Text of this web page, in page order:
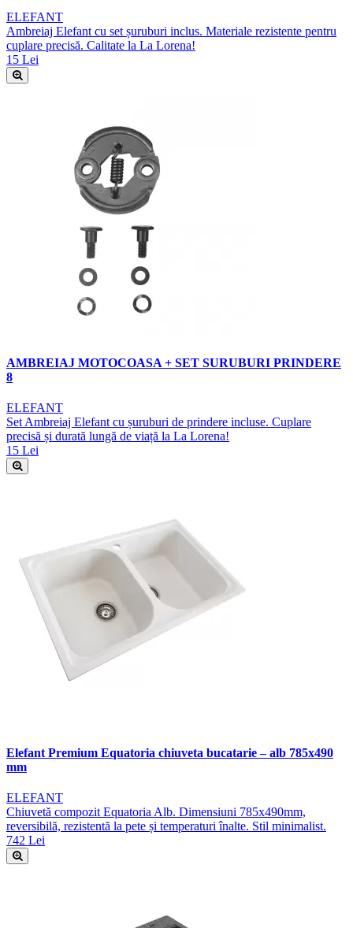
ELEFANT
Ambreiaj Elefant cu set șuruburi inclus. Materiale rezistente pentru
cuplare precisă. Calitate la La Lorena!
15 Lei
AMBREIAJ MOTOCOASA + SET SURUBURI PRINDERE
8
ELEFANT
Set Ambreiaj Elefant cu șuruburi de prindere incluse. Cuplare
precisă și durată lungă de viață la La Lorena!
15 Lei
Elefant Premium Equatoria chiuveta bucatarie – alb 785x490
mm
ELEFANT
Chiuvetă compozit Equatoria Alb. Dimensiuni 785x490mm,
reversibilă, rezistentă la pete și temperaturi înalte. Stil minimalist.
742 Lei